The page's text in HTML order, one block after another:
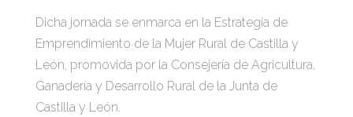
Dicha jornada se enmarca en la Estrategia de
Emprendimiento de la Mujer Rural de Castilla y
León, promovida por la Consejería de Agricultura,
Ganadería y Desarrollo Rural de la Junta de
Castilla y León.